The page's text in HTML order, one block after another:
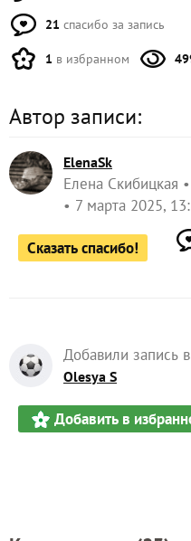
21 спасибо за запись
1 в избранном
Автор записи:
ElenaSk
Елена Скибицкая
7 марта 2025,
Сказать спасибо!
Добавили запись
Olesya S
Добавить в